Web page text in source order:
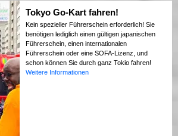
Tokyo Go-Kart fahren!
Kein spezieller Führerschein erforderlich! Sie
benötigen lediglich einen gültigen japanischen
Führerschein, einen internationalen
Führerschein oder eine SOFA-Lizenz, und
schon können Sie durch ganz Tokio fahren!
Weitere Informationen